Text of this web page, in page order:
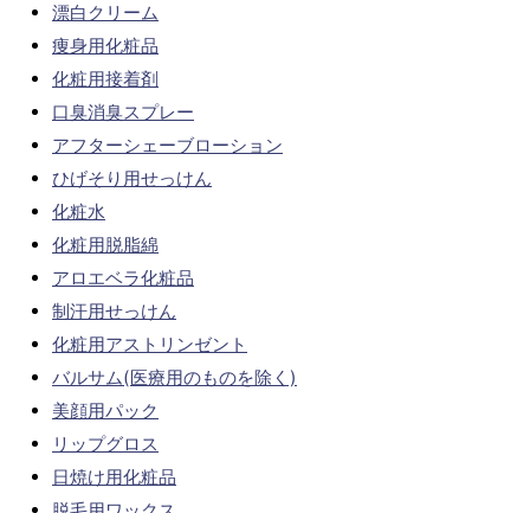
漂白クリーム
痩身用化粧品
化粧用接着剤
口臭消臭スプレー
アフターシェーブローション
ひげそり用せっけん
化粧水
化粧用脱脂綿
アロエベラ化粧品
制汗用せっけん
化粧用アストリンゼント
バルサム(医療用のものを除く)
美顔用パック
リップグロス
日焼け用化粧品